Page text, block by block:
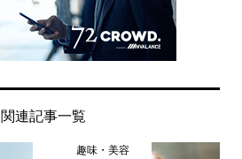
関連記事一覧
趣味・美容